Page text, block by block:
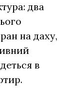
два
на даху,
в